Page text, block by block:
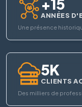
ANNÉES
Une présence
5K
CLIENTS
Des milliers de